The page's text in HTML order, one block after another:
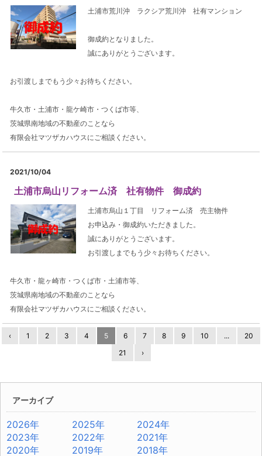
土浦市荒川沖 ラクシア荒川沖 社有マンション
御成約となりました。
誠にありがとうございます。
お引渡しまでもう少々お待ちください。
牛久市・土浦市・龍ケ崎市・つくば市等、
茨城県南地域の不動産のことなら
有限会社マツザカハウスにご相談ください。
2021/10/04
土浦市烏山リフォーム済 社有物件 御成約
土浦市烏山１丁目 リフォーム済 売主物件
お申込み・御成約いただきました。
誠にありがとうございます。
お引渡しまでもう少々お待ちください。
牛久市・龍ヶ崎市・つくば市・土浦市等、
茨城県南地域の不動産のことなら
有限会社マツザカハウスにご相談ください。
‹ 1 2 3 4 5 6 7 8 9 10 ...
20
21
›
アーカイブ
2026年 2025年
2024年
2023年
2022年
2021年
2020年
2019年
2018年